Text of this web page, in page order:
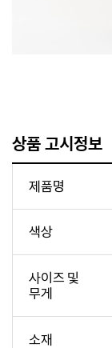
상품 고시정보
제품명
색상
사이즈 및
무게
소재